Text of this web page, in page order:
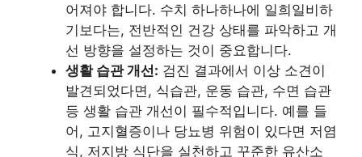
어져야 합니다. 수치 하나하나에 일희일비하
기보다는, 전반적인 건강 상태를 파악하고 개
선 방향을 설정하는 것이 중요합니다.
생활 습관 개선: 검진 결과에서 이상 소견이
발견되었다면, 식습관, 운동 습관, 수면 습관
등 생활 습관 개선이 필수적입니다. 예를 들
어, 고지혈증이나 당뇨병 위험이 있다면 저염
식, 저지방 식단을 실천하고 꾸준한 유산소